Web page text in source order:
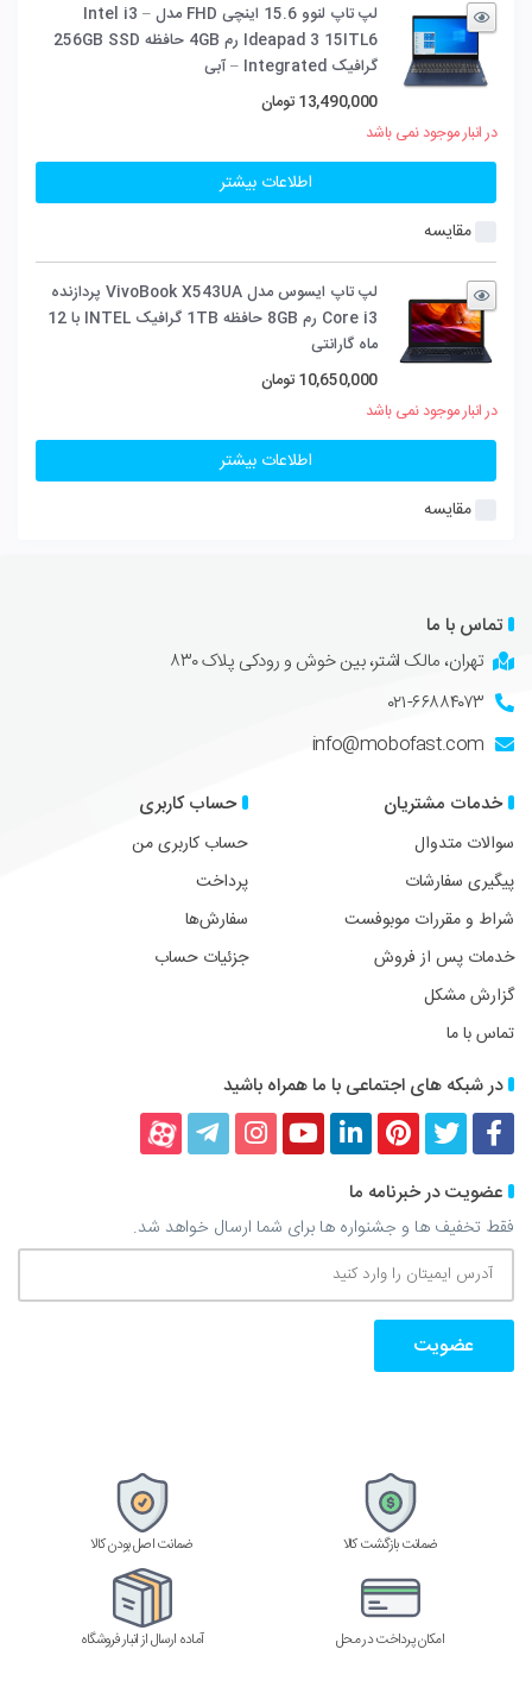
لپ تاپ لنوو 15.6 اینچی FHD مدل Intel i3 –
Ideapad 3 15ITL6 رم 4GB حافظه 256GB SSD
گرافیک Integrated – آبی
13,490,000 تومان
در انبار موجود نمی باشد
اطلاعات بیشتر
مقایسه
لپ تاپ ایسوس مدل VivoBook X543UA پردازنده
Core i3 رم 8GB حافظه 1TB گرافیک INTEL با 12
ماه گارانتی
10,650,000 تومان
در انبار موجود نمی باشد
اطلاعات بیشتر
مقایسه
تماس با ما
تهران، مالک اشتر، بین خوش و رودکی پلاک ۸۳۰
۰۲۱-۶۶۸۸۴۰۷۳
info@mobofast.com
خدمات مشتریان
سوالات متدوال
پیگیری سفارشات
شراط و مقررات موبوفست
خدمات پس از فروش
گزارش مشکل
تماس با ما
حساب کاربری
حساب کاربری من
پرداخت
سفارش‌ها
جزئیات حساب
در شبکه های اجتماعی با ما همراه باشید
فیسبوکتوییترپینترستلینکداینیوتیوباینستاگرام
تلگرام آپارات
عضویت در خبرنامه ما
فقط تخفیف ها و جشنواره ها برای شما ارسال خواهد شد.
آدرس
ایمیتان
را
ضمانت بازگشت کالا ضمانت اصل بودن کالا
امکان پرداخت در محل آماده ارسال از انبار فروشگاه